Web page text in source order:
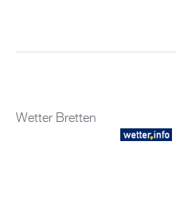
Wetter Bretten